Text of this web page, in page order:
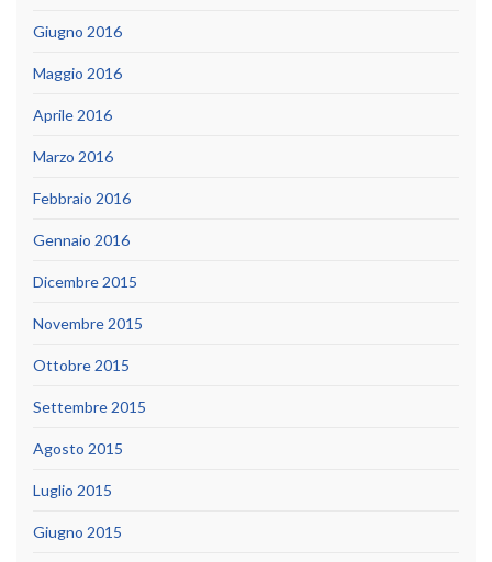
Giugno 2016
Maggio 2016
Aprile 2016
Marzo 2016
Febbraio 2016
Gennaio 2016
Dicembre 2015
Novembre 2015
Ottobre 2015
Settembre 2015
Agosto 2015
Luglio 2015
Giugno 2015